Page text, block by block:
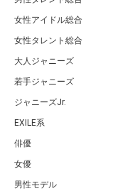
女性アイドル総合
女性タレント総合
大人ジャニーズ
若手ジャニーズ
ジャニーズJr.
EXILE系
俳優
女優
男性モデル